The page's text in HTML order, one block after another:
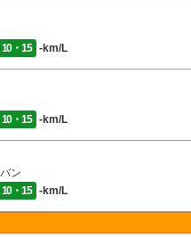
10・15 -km/L
10・15 -km/L
ン
10・15 -km/L